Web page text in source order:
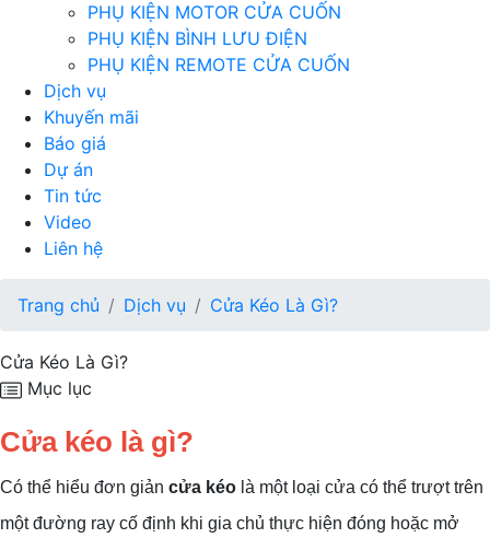
PHỤ KIỆN MOTOR CỬA CUỐN
PHỤ KIỆN BÌNH LƯU ĐIỆN
PHỤ KIỆN REMOTE CỬA CUỐN
Dịch vụ
Khuyến mãi
Báo giá
Dự án
Tin tức
Video
Liên hệ
Trang chủ Dịch vụ Cửa Kéo Là Gì?
Cửa Kéo Là Gì?
Mục lục
Cửa kéo là gì?
Có thể hiểu đơn giản cửa kéo là một loại cửa có thể trượt trên
một đường ray cố định khi gia chủ thực hiện đóng hoặc mở